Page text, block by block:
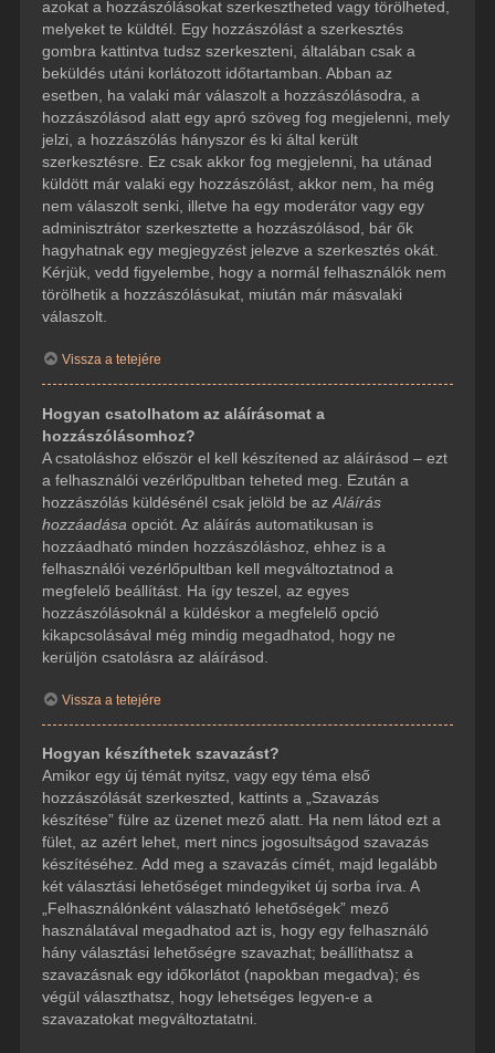
azokat a hozzászólásokat szerkesztheted vagy törölheted,
melyeket te küldtél. Egy hozzászólást a szerkesztés
gombra kattintva tudsz szerkeszteni, általában csak a
beküldés utáni korlátozott időtartamban. Abban az
esetben, ha valaki már válaszolt a hozzászólásodra, a
hozzászólásod alatt egy apró szöveg fog megjelenni, mely
jelzi, a hozzászólás hányszor és ki által került
szerkesztésre. Ez csak akkor fog megjelenni, ha utánad
küldött már valaki egy hozzászólást, akkor nem, ha még
nem válaszolt senki, illetve ha egy moderátor vagy egy
adminisztrátor szerkesztette a hozzászólásod, bár ők
hagyhatnak egy megjegyzést jelezve a szerkesztés okát.
Kérjük, vedd figyelembe, hogy a normál felhasználók nem
törölhetik a hozzászólásukat, miután már másvalaki
válaszolt.
Vissza a tetejére
Hogyan csatolhatom az aláírásomat a
hozzászólásomhoz?
A csatoláshoz először el kell készítened az aláírásod – ezt
a felhasználói vezérlőpultban teheted meg. Ezután a
hozzászólás küldésénél csak jelöld be az Aláírás
hozzáadása opciót. Az aláírás automatikusan is
hozzáadható minden hozzászóláshoz, ehhez is a
felhasználói vezérlőpultban kell megváltoztatnod a
megfelelő beállítást. Ha így teszel, az egyes
hozzászólásoknál a küldéskor a megfelelő opció
kikapcsolásával még mindig megadhatod, hogy ne
kerüljön csatolásra az aláírásod.
Vissza a tetejére
Hogyan készíthetek szavazást?
Amikor egy új témát nyitsz, vagy egy téma első
hozzászólását szerkeszted, kattints a „Szavazás
készítése” fülre az üzenet mező alatt. Ha nem látod ezt a
fület, az azért lehet, mert nincs jogosultságod szavazás
készítéséhez. Add meg a szavazás címét, majd legalább
két választási lehetőséget mindegyiket új sorba írva. A
„Felhasználónként válaszható lehetőségek” mező
használatával megadhatod azt is, hogy egy felhasználó
hány választási lehetőségre szavazhat; beállíthatsz a
szavazásnak egy időkorlátot (napokban megadva); és
végül választhatsz, hogy lehetséges legyen-e a
szavazatokat megváltoztatatni.